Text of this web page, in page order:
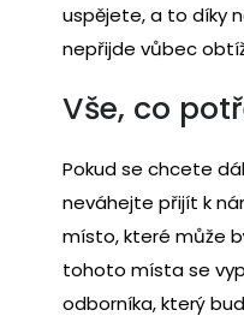
uspějete, a to díky
nepřijde vůbec
Vše, co
Pokud se chcete
neváhejte přijít k
místo, které může
tohoto místa se
odborníka, který